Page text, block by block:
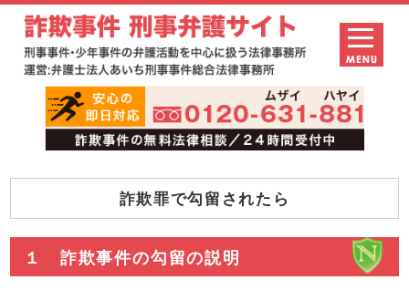
詐欺罪で勾留されたら
１ 詐欺事件の勾留の説明